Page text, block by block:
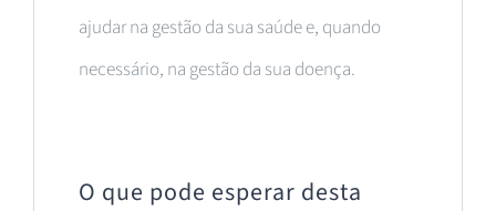
ajudar na gestão da sua saúde e, quando
necessário, na gestão da sua doença.
O que pode esperar desta